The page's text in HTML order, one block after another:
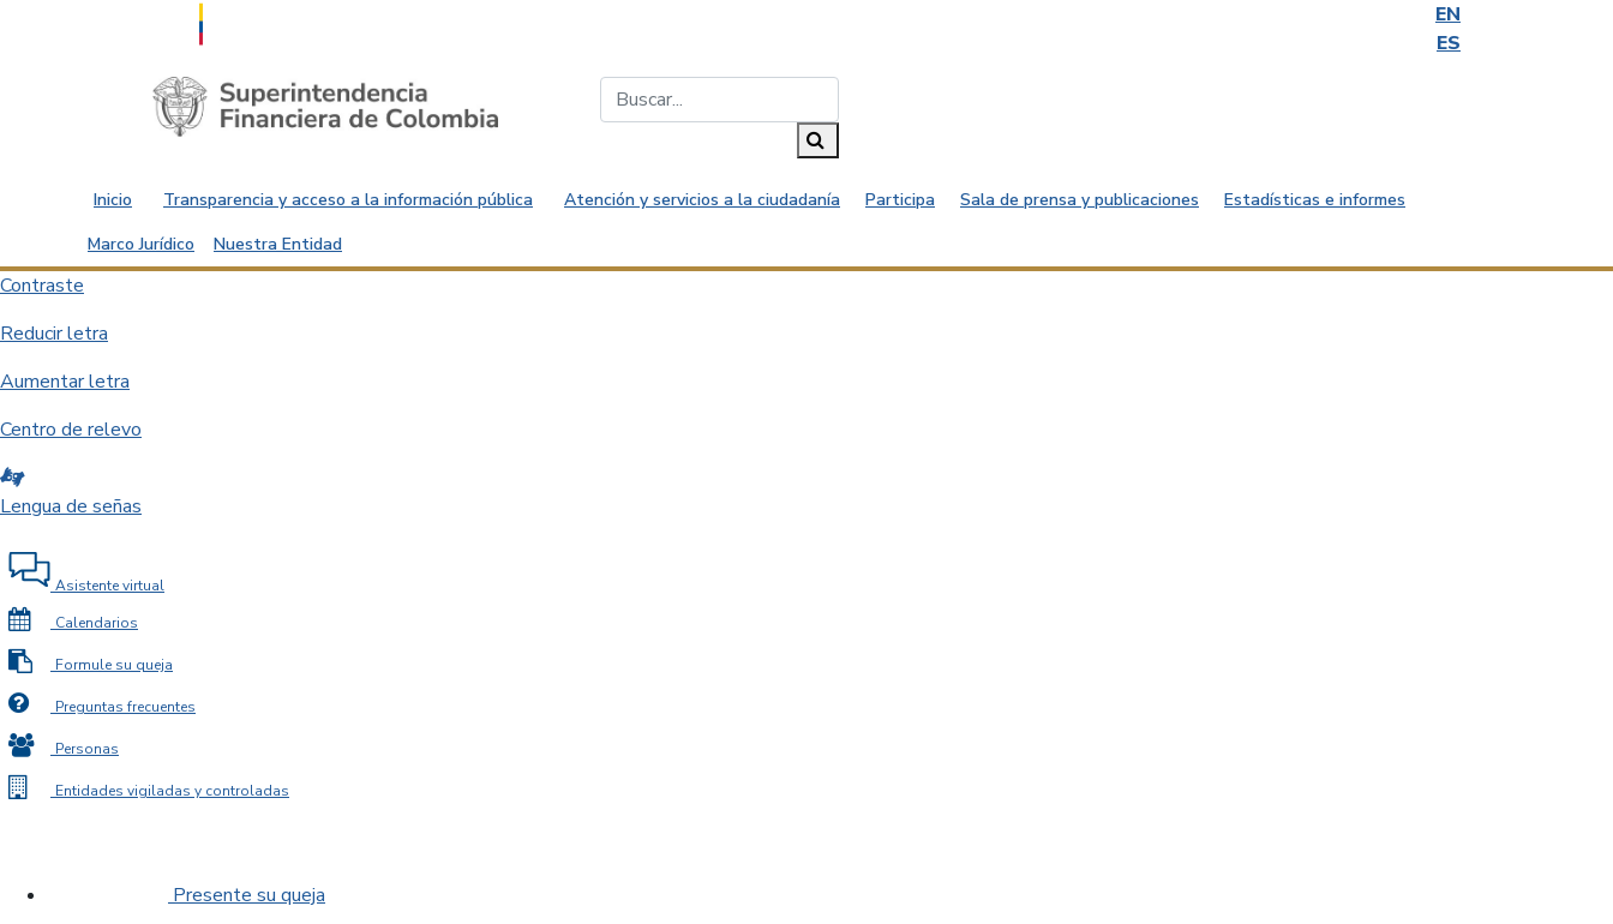
EN
ES
Saltar al contenido principal
Inicio Transparencia y acceso a la información pública Atención y servicios a la ciudadanía Participa Sala de prensa y publicaciones
Estadísticas e informes
Marco Jurídico
Nuestra Entidad
Contraste
Reducir letra
Aumentar letra
Centro de relevo
Lengua de señas
Asistente virtual
Calendarios
Formule su queja
Preguntas frecuentes
Personas
Entidades vigiladas y controladas
Presente su queja